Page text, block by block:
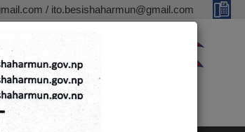
/ ito.besishaharmun@gmail.com